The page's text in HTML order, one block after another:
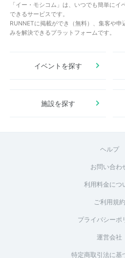
「イー・モシコム」は、いつでも簡単に
できるサービスです。
RUNNETに掲載ができ（無料）、集客や
みを解決できるプラットフォームです。
イベントを探す
施設を探す
ヘルプ
お問い合わ
利用料金につ
ご利用規約
プライバシーポ
運営会社
特定商取引法に基